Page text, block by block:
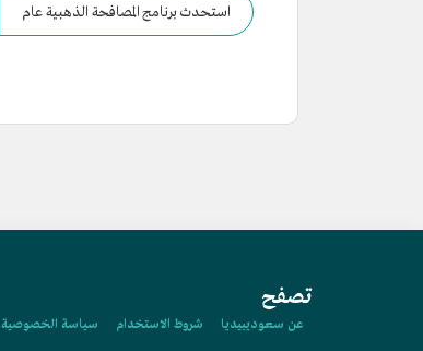
استحدث برنامج المصافحة الذهبية عام
تصفح
عن سعوديبيديا شروط الاستخدام سياسة الخصوصية